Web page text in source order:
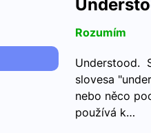
Rozumím
Understood.
slovesa
nebo něco
používá k…